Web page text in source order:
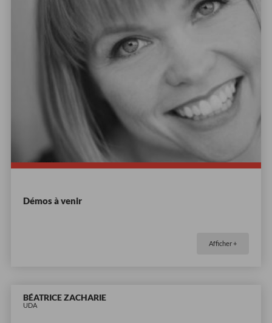
Démos à venir
Afficher +
BÉATRICE ZACHARIE
UDA